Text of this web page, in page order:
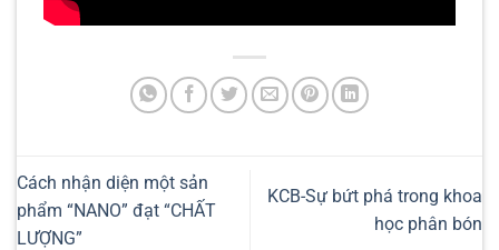
Cách nhận diện một sản
phẩm “NANO” đạt “CHẤT
LƯỢNG”
KCB-Sự bứt phá trong khoa
học phân bón